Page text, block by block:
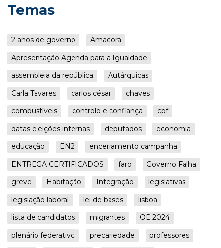
Temas
2 anos de governo
Amadora
Apresentação Agenda para a Igualdade
assembleia da república
Autárquicas
Carla Tavares
carlos césar
chaves
combustíveis
controlo e confiança
cpf
datas eleições internas
deputados
economia
educação
EN2
encerramento campanha
ENTREGA CERTIFICADOS
faro
Governo Falha
greve
Habitação Integração
legislativas
legislação laboral
lei de bases
lisboa
lista de candidatos
migrantes
OE 2024
plenário federativo
precariedade
professores